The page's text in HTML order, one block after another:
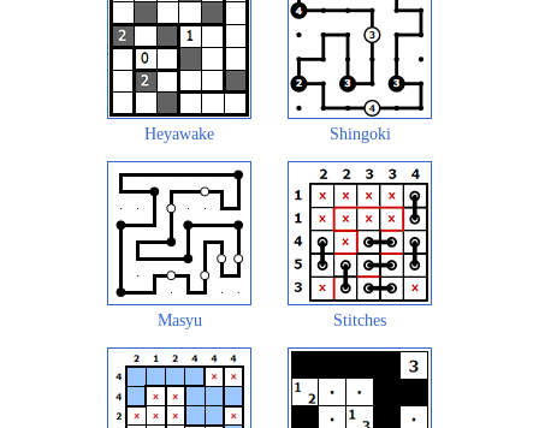
Heyawake Shingoki
Masyu Stitches